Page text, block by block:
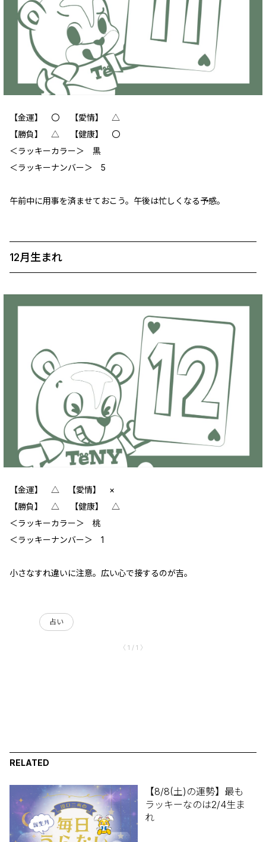
【金運】 〇 【愛情】 △
【勝負】 △ 【健康】 〇
‪＜ラッキーカラー＞ 黒
＜ラッキーナンバー＞ 5
午前中に用事を済ませておこう。午後は忙しくなる予感。
12月生まれ
【金運】 △ 【愛情】 ×
【勝負】 △ 【健康】 △
＜ラッキーカラー＞ 桃
＜ラッキーナンバー＞ 1
小さなすれ違いに注意。広い心で接するのが吉。
占い
〈 1 / 1 〉
RELATED
【8/8(土)の運勢】最も
ラッキーなのは2/4生ま
れ